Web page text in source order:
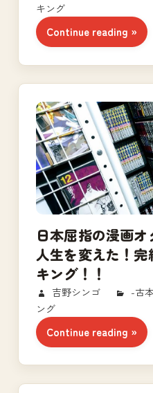
キング
Continue reading
日本屈指の漫画
人生を変えた！
キング！！
2018/08/27
吉野シンゴ -古
ング
Continue reading